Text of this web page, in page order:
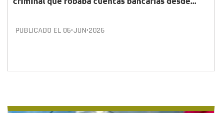
PUBLICADO EL 06•JUN•2026